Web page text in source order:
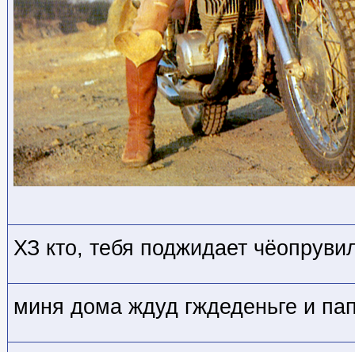
ХЗ кто, тебя поджидает
миня дома ждуд гждеденьге и